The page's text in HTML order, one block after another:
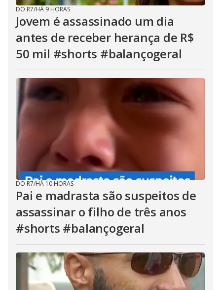
DO R7/HÁ 9 HORAS
Jovem é assassinado um dia
antes de receber herança de R$
50 mil #shorts #balançogeral
DO R7/HÁ 10 HORAS
Pai e madrasta são suspeitos de
assassinar o filho de três anos
#shorts #balançogeral